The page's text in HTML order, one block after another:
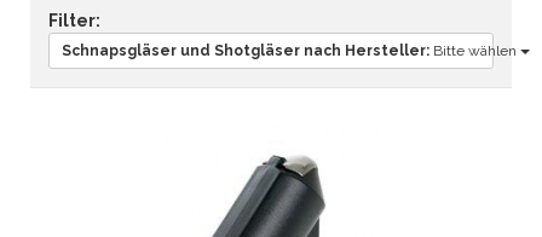
Filter:
Schnapsgläser und Shotgläser nach Hersteller: Bitte wählen